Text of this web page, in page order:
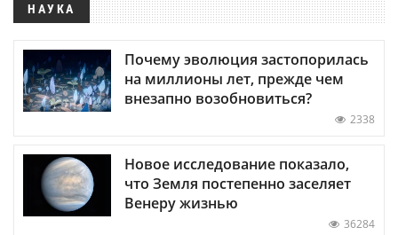
НАУКА
Почему эволюция застопорилась
на миллионы лет, прежде чем
внезапно возобновиться?
2338
Новое исследование показало,
что Земля постепенно заселяет
Венеру жизнью
36284